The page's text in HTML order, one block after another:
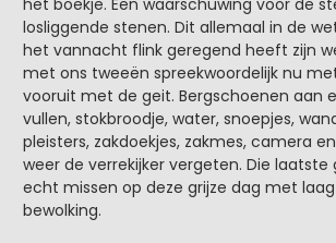
losliggende stenen. Dit allemaal in de
het vannacht flink geregend heeft zijn
met ons tweeën spreekwoordelijk nu
vooruit met de geit. Bergschoenen aan
vullen, stokbroodje, water, snoepjes,
pleisters, zakdoekjes, zakmes, camera
weer de verrekijker vergeten. Die laatste
echt missen op deze grijze dag met
bewolking.